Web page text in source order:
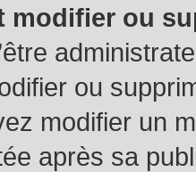
modifier ou
ou
modifier un
après sa